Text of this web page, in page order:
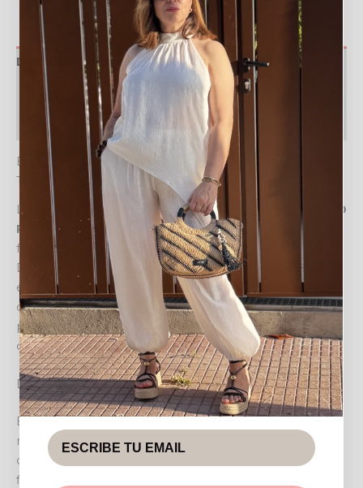
Descripción
Valoraciones (0)
Política de devoluciones
EL BOLSO RAFIA DALIA: ELEGANCIA NATURAL PARA
TUS DÍAS DE VERANO
Lleva contigo la esencia de la temporada con el
BOLSO
RAFIA DALIA
, un accesorio imprescindible que fusiona
funcionalidad y un estilo natural inconfundible.
Diseñado para la mujer moderna que valora la
elegancia y la practicidad, este bolso se convertirá en tu
compañero ideal para cualquier ocasión, desde un
paseo relajado por la ciudad hasta una escapada a la
costa.
Diseño y estilo
Este exquisito bolso sobresale por su confección en
rafia tejida de alta calidad, que le confiere una textura
distintiva y una ligereza excepcional. Los detalles de
flecos en la parte superior añaden un atractivo toque